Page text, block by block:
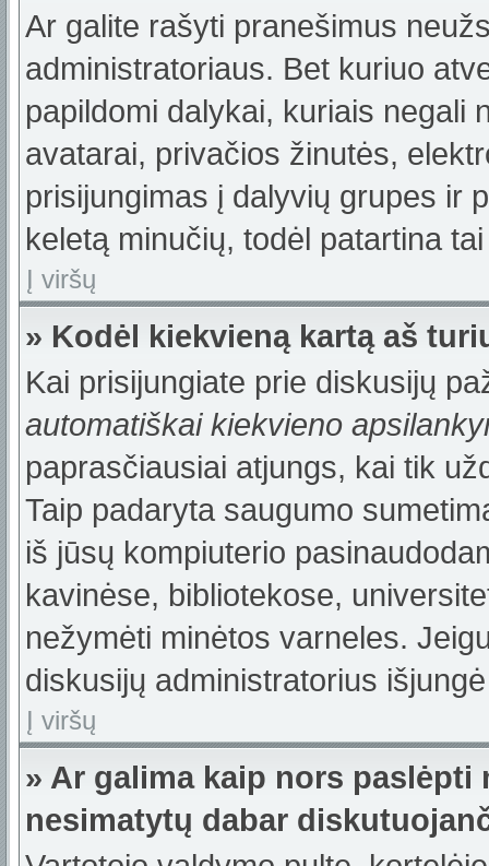
Ar galite rašyti pranešimus
administratoriaus. Bet kuriuo
papildomi dalykai, kuriais negali
avatarai, privačios žinutės,
prisijungimas į dalyvių grupes ir
keletą minučių, todėl patartina
Į viršų
» Kodėl kiekvieną kartą aš
Kai prisijungiate prie diskusijų
automatiškai kiekvieno
paprasčiausiai atjungs, kai tik
Taip padaryta saugumo
iš jūsų kompiuterio
kavinėse, bibliotekose,
nežymėti minėtos varneles.
diskusijų administratorius
Į viršų
» Ar galima kaip nors
nesimatytų dabar